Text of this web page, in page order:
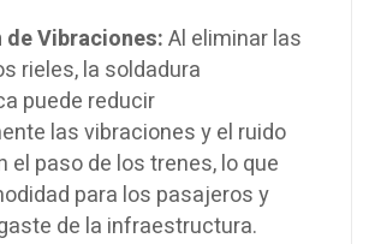
de Vibraciones:Al eliminar las
rieles, la soldadura
puede reducir
las vibraciones y el ruido
el paso de los trenes, lo que
para los pasajeros y
de la infraestructura.